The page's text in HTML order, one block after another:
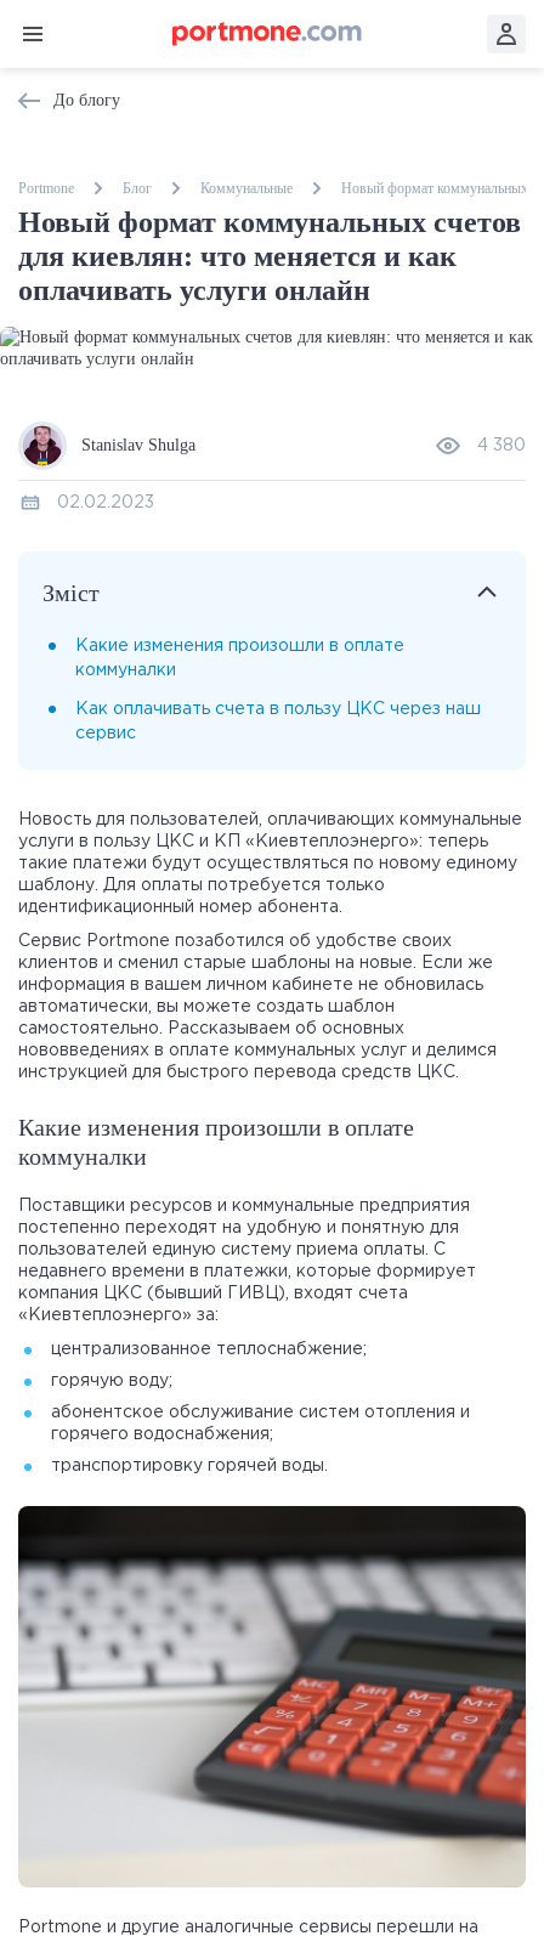
До блогу
Portmone Блог Коммунальные Новый формат коммунальных
Новый формат коммунальных счетов
для киевлян: что меняется и как
оплачивать услуги онлайн
Stanislav Shulga 4 380
02.02.2023
Зміст
Какие изменения произошли в оплате
коммуналки
Как оплачивать счета в пользу ЦКС через наш
сервис
Новость для пользователей, оплачивающих коммунальные
услуги в пользу ЦКС и КП «Киевтеплоэнерго»: теперь
такие платежи будут осуществляться по новому единому
шаблону. Для оплаты потребуется только
идентификационный номер абонента.
Сервис Portmone позаботился об удобстве своих
клиентов и сменил старые шаблоны на новые. Если же
информация в вашем личном кабинете не обновилась
автоматически, вы можете создать шаблон
самостоятельно. Рассказываем об основных
нововведениях в оплате коммунальных услуг и делимся
инструкцией для быстрого перевода средств ЦКС.
Какие изменения произошли в оплате
коммуналки
Поставщики ресурсов и коммунальные предприятия
постепенно переходят на удобную и понятную для
пользователей единую систему приема оплаты. С
недавнего времени в платежки, которые формирует
компания ЦКС (бывший ГИВЦ), входят счета
«Киевтеплоэнерго» за:
централизованное теплоснабжение;
горячую воду;
абонентское обслуживание систем отопления и
горячего водоснабжения;
транспортировку горячей воды.
Portmone и другие аналогичные сервисы перешли на